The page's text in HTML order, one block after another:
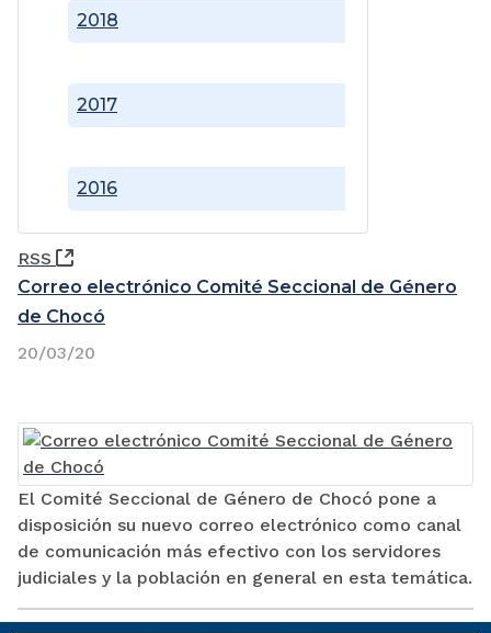
2016
2017
2018
RSS
(Abre una nueva ventana)
Correo electrónico Comité Seccional de Género
de Chocó
El Comité Seccional de Género de Chocó pone a
disposición su nuevo correo electrónico como canal
de comunicación más efectivo con los servidores
judiciales y la población en general en esta temática.
20/03/20